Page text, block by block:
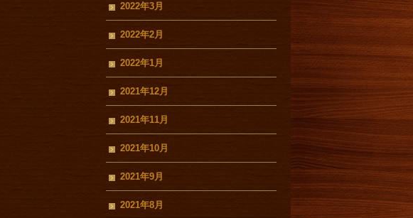
2022年3月
2022年2月
2022年1月
2021年12月
2021年11月
2021年10月
2021年9月
2021年8月